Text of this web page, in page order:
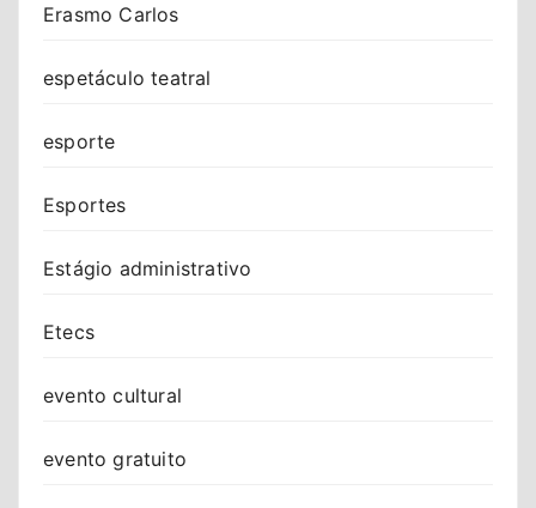
Erasmo Carlos
espetáculo teatral
esporte
Esportes
Estágio administrativo
Etecs
evento cultural
evento gratuito